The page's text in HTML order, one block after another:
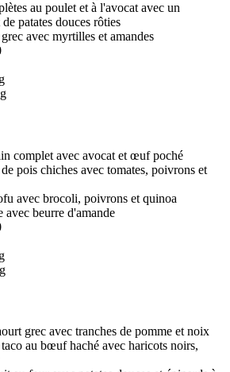
au poulet et à l'avocat avec un
patates douces rôties
avec myrtilles et amandes
complet avec avocat et œuf poché
de pois chiches avec tomates, poivrons et
avec brocoli, poivrons et quinoa
avec beurre d'amande
grec avec tranches de pomme et noix
taco au bœuf haché avec haricots noirs,